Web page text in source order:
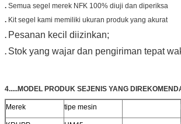
. Semua segel merek NFK 100% diuji dan diperiksa
. Kit segel kami memiliki ukuran produk yang akurat
. Pesanan kecil diizinkan;
. Stok yang wajar dan pengiriman tepat
4.....MODEL PRODUK SEJENIS YANG
Merek tipe mesin